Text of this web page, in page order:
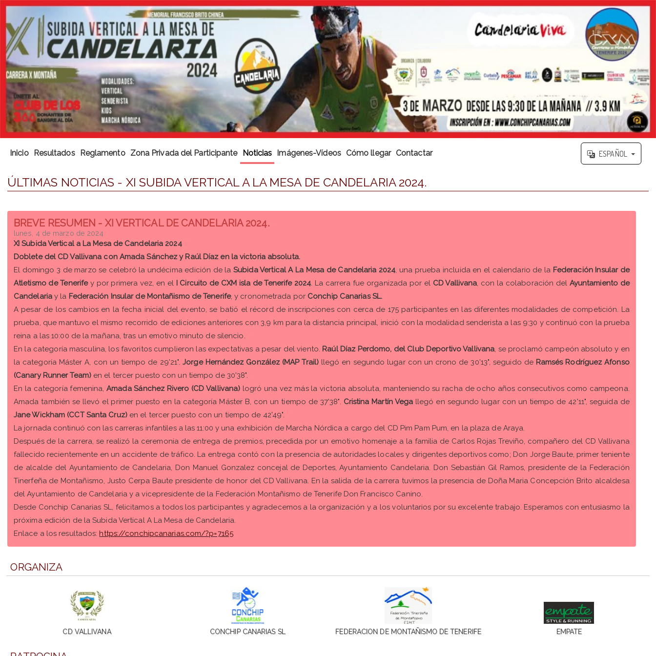
Inicio Resultados Reglamento Zona Privada del Participante Noticias Imágenes-Vídeos Cómo llegar Contactar ESPAÑOL
ÚLTIMAS NOTICIAS - XI SUBIDA VERTICAL A LA MESA DE CANDELARIA 2024.
BREVE RESUMEN - XI VERTICAL DE CANDELARIA 2024.
lunes, 4 de marzo de 2024
XI Subida Vertical a La Mesa de Candelaria 2024
Doblete del CD Vallivana con Amada Sánchez y Raúl Díaz en la victoria absoluta.
El domingo 3 de marzo se celebró la undécima edición de la Subida Vertical A La Mesa de Candelaria 2024, una prueba incluida en el calendario de la Federación Insular de
Atletismo de Tenerifey por primera vez, en el I Circuito de CXM isla de Tenerife 2024. La carrera fue organizada por el CD Vallivana, con la colaboración del Ayuntamiento de
Candelariay la Federación Insular de Montañismo de Tenerife, y cronometrada por Conchip Canarias SL.
A pesar de los cambios en la fecha inicial del evento, se batió el récord de inscripciones con cerca de 175 participantes en las diferentes modalidades de competición. La
prueba, que mantuvo el mismo recorrido de ediciones anteriores con 3,9 km para la distancia principal, inició con la modalidad senderista a las 9:30 y continuó con la prueba
reina a las 10:00 de la mañana, tras un emotivo minuto de silencio.
En la categoría masculina, los favoritos cumplieron las expectativas a pesar del viento. Raúl Díaz Perdomo, del Club Deportivo Vallivana, se proclamó campeón absoluto y en
la categoría Máster A, con un tiempo de 29'21".Jorge Hernández González (MAP Trail) llegó en segundo lugar con un crono de 30'13", seguido de Ramsés Rodríguez Afonso
(Canary Runner Team)en el tercer puesto con un tiempo de 30'38".
En la categoría femenina,Amada Sánchez Rivero (CD Vallivana) logró una vez más la victoria absoluta, manteniendo su racha de ocho años consecutivos como campeona.
Amada también se llevó el primer puesto en la categoría Máster B, con un tiempo de 37'38". Cristina Martín Vega llegó en segundo lugar con un tiempo de 42'11", seguida de
Jane Wickham (CCT Santa Cruz)en el tercer puesto con un tiempo de 42'49".
La jornada continuó con las carreras infantiles a las 11:00 y una exhibición de Marcha Nórdica a cargo del CD Pim Pam Pum, en la plaza de Araya.
Después de la carrera, se realizó la ceremonia de entrega de premios, precedida por un emotivo homenaje a la familia de Carlos Rojas Treviño, compañero del CD Vallivana
fallecido recientemente en un accidente de tráfico. La entrega contó con la presencia de autoridades locales y dirigentes deportivos como; Don Jorge Baute, primer teniente
de alcalde del Ayuntamiento de Candelaria, Don Manuel Gonzalez concejal de Deportes, Ayuntamiento Candelaria. Don Sebastián Gil Ramos, presidente de la Federación
Tinerfeña de Montañismo, Justo Cerpa Baute presidente de honor del CD Vallivana. En la salida de la carrera tuvimos la presencia de Doña Maria Concepción Brito alcaldesa
del Ayuntamiento de Candelaria y a vicepresidente de la Federación Montañismo de Tenerife Don Francisco Canino.
Desde Conchip Canarias SL, felicitamos a todos los participantes y agradecemos a la organización y a los voluntarios por su excelente trabajo. Esperamos con entusiasmo la
próxima edición de la Subida Vertical A La Mesa de Candelaria.
Enlace a los resultados: https://conchipcanarias.com/?p=7165
ORGANIZA
CD VALLIVANA CONCHIP CANARIAS SL FEDERACION DE MONTAÑISMO DE TENERIFE EMPATE